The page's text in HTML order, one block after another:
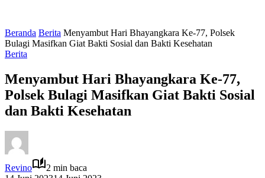
Beranda Berita Menyambut Hari Bhayangkara Ke-77, Polsek
Bulagi Masifkan Giat Bakti Sosial dan Bakti Kesehatan
Berita
Menyambut Hari Bhayangkara Ke-77,
Polsek Bulagi Masifkan Giat Bakti Sosial
dan Bakti Kesehatan
Revino
2 min baca